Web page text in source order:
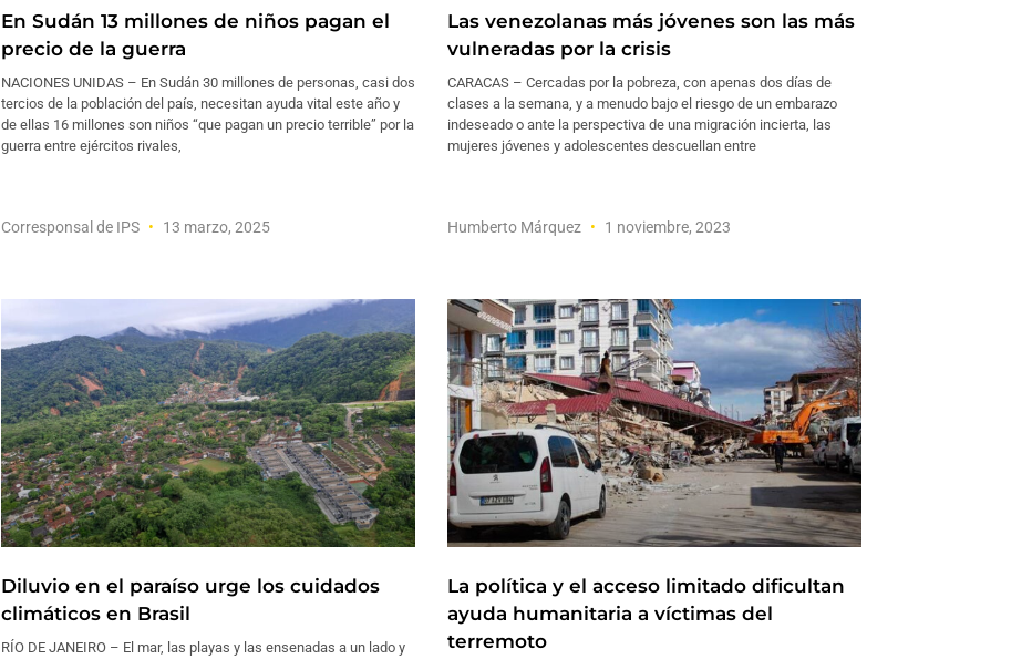
En Sudán 13 millones de niños pagan el
precio de la guerra
NACIONES UNIDAS – En Sudán 30 millones de personas, casi dos
tercios de la población del país, necesitan ayuda vital este año y
de ellas 16 millones son niños “que pagan un precio terrible” por la
guerra entre ejércitos rivales,
Corresponsal de IPS 13 marzo, 2025
Las venezolanas más jóvenes son las más
vulneradas por la crisis
CARACAS – Cercadas por la pobreza, con apenas dos días de
clases a la semana, y a menudo bajo el riesgo de un embarazo
indeseado o ante la perspectiva de una migración incierta, las
mujeres jóvenes y adolescentes descuellan entre
Humberto Márquez 1 noviembre, 2023
Diluvio en el paraíso urge los cuidados
climáticos en Brasil
RÍO DE JANEIRO – El mar, las playas y las ensenadas a un lado y
La política y el acceso limitado dificultan
ayuda humanitaria a víctimas del
terremoto